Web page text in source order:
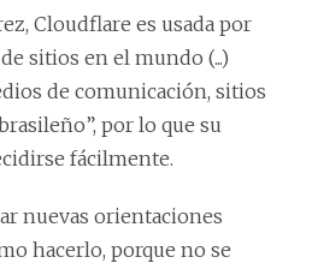
Cloudflare es usada por
sitios en el mundo (...)
de comunicación, sitios
por lo que su
fácilmente.
nuevas orientaciones
hacerlo, porque no se